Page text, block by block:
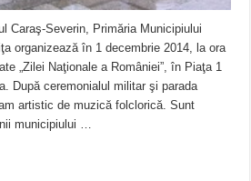
Caraş-Severin, Primăria Municipiului
organizează în 1 decembrie 2014, la ora
„Zilei Naţionale a României”, în Piaţa 1
După ceremonialul militar şi parada
artistic de muzică folclorică. Sunt
municipiului …